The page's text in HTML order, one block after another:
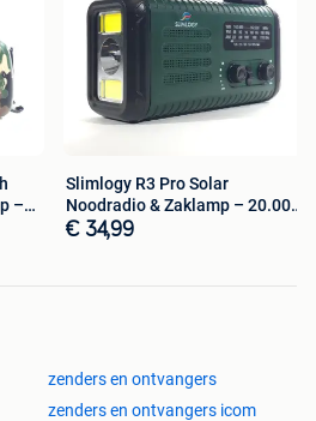
– pauzeer of spoel terug, zelfs
– kijk meerdere programma’s
– stream moeiteloos vanaf je
–
Slimlogy R3 Pro Solar
Noodradio & Zaklamp – 20.000
mAh Power
€ 34,99
zenders en ontvangers
zenders en ontvangers icom